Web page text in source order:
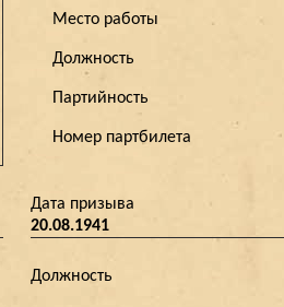
Место работы
Должность
Партийность
Номер партбилета
Дата призыва
20.08.1941
Должность